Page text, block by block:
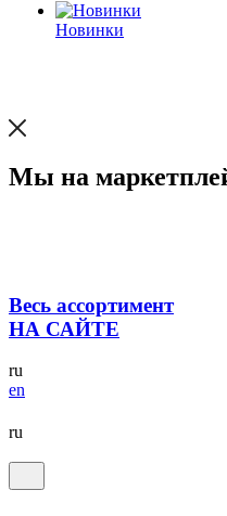
Новинки
Мы на
Весь ассортимент
НА САЙТЕ
ru
en
ru